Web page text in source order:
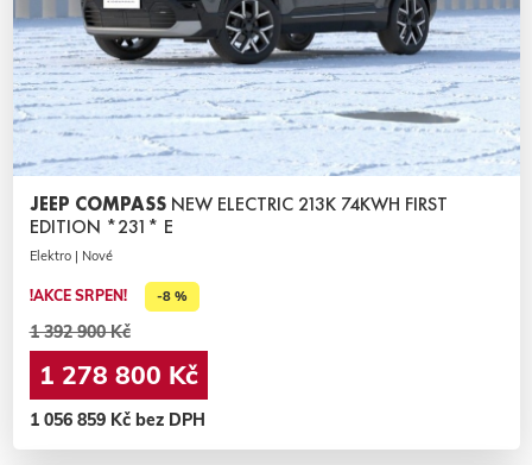
JEEP COMPASS NEW ELECTRIC 213K 74KWH FIRST
EDITION *231* E
Elektro | Nové
!AKCE SRPEN! -8 %
1 392 900 Kč
1 278 800 Kč
1 056 859 Kč bez DPH